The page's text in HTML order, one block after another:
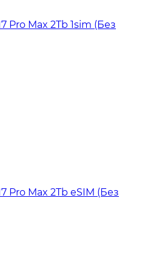
Pro Max 2Tb 1sim (Без
Pro Max 2Tb eSIM (Без